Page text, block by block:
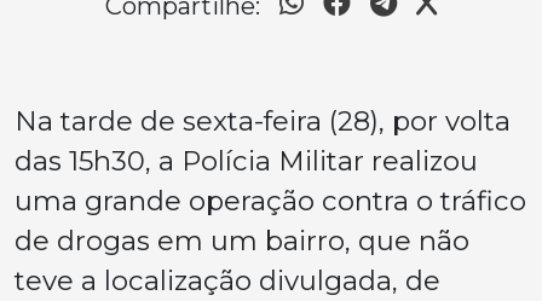
Compartilhe:
Na tarde de sexta-feira (28), por volta
das 15h30, a Polícia Militar realizou
uma grande operação contra o tráfico
de drogas em um bairro, que não
teve a localização divulgada, de